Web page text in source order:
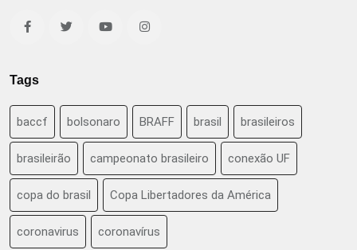
Tags
baccf bolsonaro BRAFF brasil brasileiros
brasileirão campeonato brasileiro conexão UF
copa do brasil Copa Libertadores da América
coronavirus coronavírus